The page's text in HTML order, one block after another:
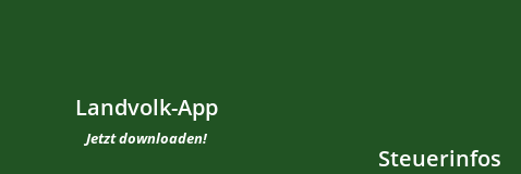
Landvolk-App
Jetzt downloaden!
Steuerinfos